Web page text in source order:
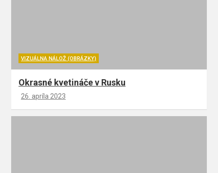
VIZUÁLNA NÁLOŽ (OBRÁZKY)
Okrasné kvetináče v Rusku
26. apríla 2023